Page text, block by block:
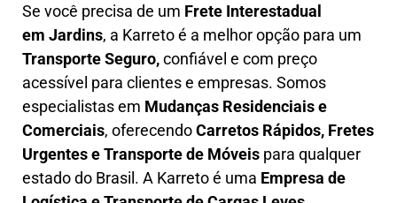
Se você precisa de um Frete Interestadual
em Jardins, a Karreto é a melhor opção para um
Transporte Seguro,confiável e com preço
acessível para clientes e empresas. Somos
especialistas em Mudanças Residenciais e
Comerciais, oferecendoCarretos Rápidos, Fretes
Urgentes e Transporte de Móveis para qualquer
estado do Brasil. A Karretoé uma Empresa de